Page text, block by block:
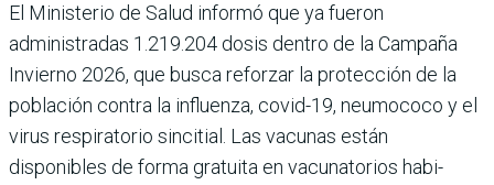
El Ministerio de Salud informó que ya fue­ron
administradas 1.219.204 dosis dentro de la Campaña
Invierno 2026, que busca reforzar la protección de la
población contra la influenza, covid-19, neumococo y el
virus respiratorio sincitial. Las vacu­nas están
disponibles de forma gratuita en vacunatorios habi­